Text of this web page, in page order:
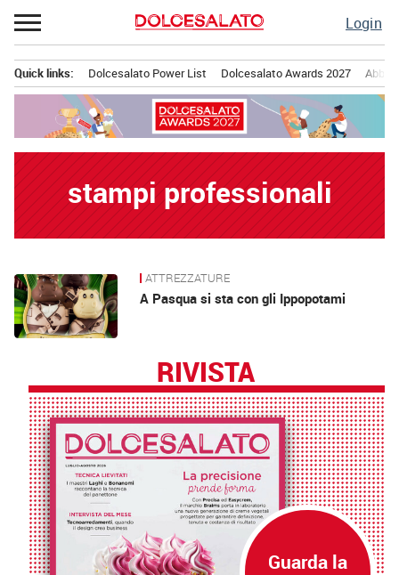
Passa
al
Login
principale
Quick links: Dolcesalato Power List Dolcesalato Awards 2027
stampi professionali
News ATTREZZATURE
A Pasqua si sta con gli Ippopotami
RIVISTA